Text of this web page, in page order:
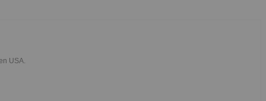
USA.